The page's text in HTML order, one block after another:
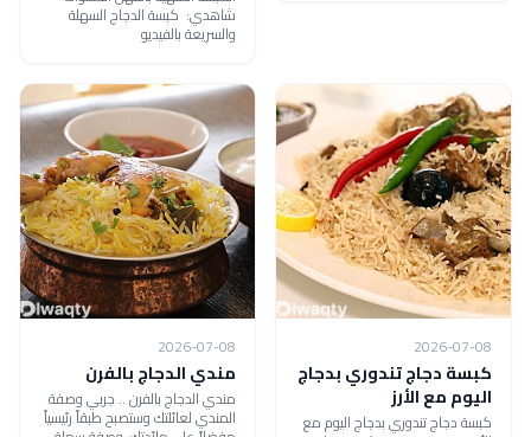
شاهدي: كبسة الدجاج السهلة
والسريعة بالفيديو
2026-07-08
كبسة دجاج تندوري بدجاج
اليوم مع الأرز
كبسة دجاج تندوري بدجاج اليوم مع
2026-07-08
مندي الدجاج بالفرن
مندي الدجاج بالفرن .. جربي وصفة
المندي لعائلتك وستصبح طبقاً رئيسياً